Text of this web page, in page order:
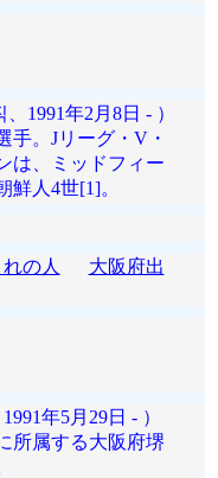
1991年2月8日 - ）
手。Jリーグ・V・
は、ミッドフィー
人4世[1]。
の人
大阪府出
年5月29日 - ）
所属する大阪府堺